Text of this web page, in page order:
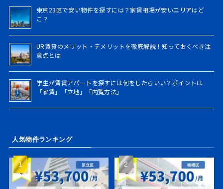
東京23区で安い物件を探すには？家賃相場が安いエリアはど
こ？
UR賃貸のメリット・デメリットを徹底解説！知っておくべき注
意点とは
学生が賃貸アパートを探すには何をしたらいい？ポイントは
「家賃」「立地」「内覧方法」
人気物件ランキング